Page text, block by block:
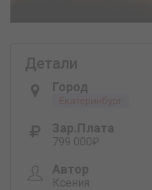
Детали
Город
Екатеринбург
Зар.плата
799 000₽
Автор
Ксения